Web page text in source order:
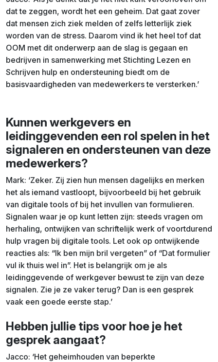
dat te zeggen, wordt het een geheim. Dat gaat zover
dat mensen zich ziek melden of zelfs letterlijk ziek
worden van de stress. Daarom vind ik het heel tof dat
OOM met dit onderwerp aan de slag is gegaan en
bedrijven in samenwerking met Stichting Lezen en
Schrijven hulp en ondersteuning biedt om de
basisvaardigheden van medewerkers te versterken.’
Kunnen werkgevers en
leidinggevenden een rol spelen in het
signaleren en ondersteunen van deze
medewerkers?
Mark: ‘Zeker. Zij zien hun mensen dagelijks en merken
het als iemand vastloopt, bijvoorbeeld bij het gebruik
van digitale tools of bij het invullen van formulieren.
Signalen waar je op kunt letten zijn: steeds vragen om
herhaling, ontwijken van schriftelijk werk of voortdurend
hulp vragen bij digitale tools. Let ook op ontwijkende
reacties als: “Ik ben mijn bril vergeten” of “Dat formulier
vul ik thuis wel in”. Het is belangrijk om je als
leidinggevende of werkgever bewust te zijn van deze
signalen. Zie je ze vaker terug? Dan is een gesprek
vaak een goede eerste stap.’
Hebben jullie tips voor hoe je het
gesprek aangaat?
Jacco: ‘Het geheimhouden van beperkte